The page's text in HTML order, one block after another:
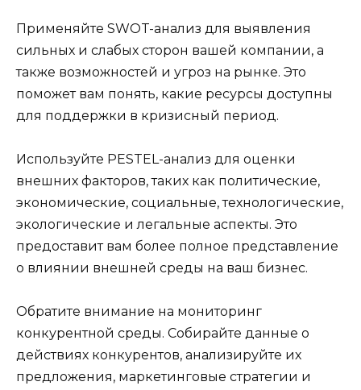
Применяйте SWOT-анализ для выявления
сильных и слабых сторон вашей компании, а
также возможностей и угроз на рынке. Это
поможет вам понять, какие ресурсы доступны
для поддержки в кризисный период.
Используйте PESTEL-анализ для оценки
внешних факторов, таких как политические,
экономические, социальные, технологические,
экологические и легальные аспекты. Это
предоставит вам более полное представление
о влиянии внешней среды на ваш бизнес.
Обратите внимание на мониторинг
конкурентной среды. Собирайте данные о
действиях конкурентов, анализируйте их
предложения, маркетинговые стратегии и